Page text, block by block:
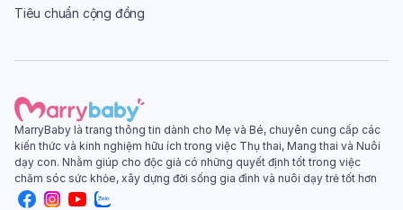
Tiêu chuẩn cộng đồng
MarryBaby là trang thông tin dành cho Mẹ và Bé, chuyên cung cấp các
kiến thức và kinh nghiệm hữu ích trong việc Thụ thai, Mang thai và Nuôi
dạy con. Nhằm giúp cho độc giả có những quyết định tốt trong việc
chăm sóc sức khỏe, xây dựng đời sống gia đình và nuôi dạy trẻ tốt hơn